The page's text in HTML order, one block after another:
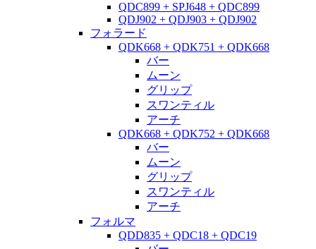
QDC899 + SPJ648 + QDC899
QDJ902 + QDJ903 + QDJ902
フォラード
QDK668 + QDK751 + QDK668
バー
ムーン
グリップ
スワンティル
アーチ
QDK668 + QDK752 + QDK668
バー
ムーン
グリップ
スワンティル
アーチ
フォルマ
QDD835 + QDC18 + QDC19